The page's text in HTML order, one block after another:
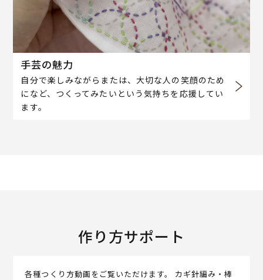
手芸の魅力
自分で楽しみながらまたは、大切な人の笑顔のため
になど、つくってみたいという気持ちを応援してい
ます。
作り方サポート
各種つくり方動画をご覧いただけます。 カギ針編み・棒